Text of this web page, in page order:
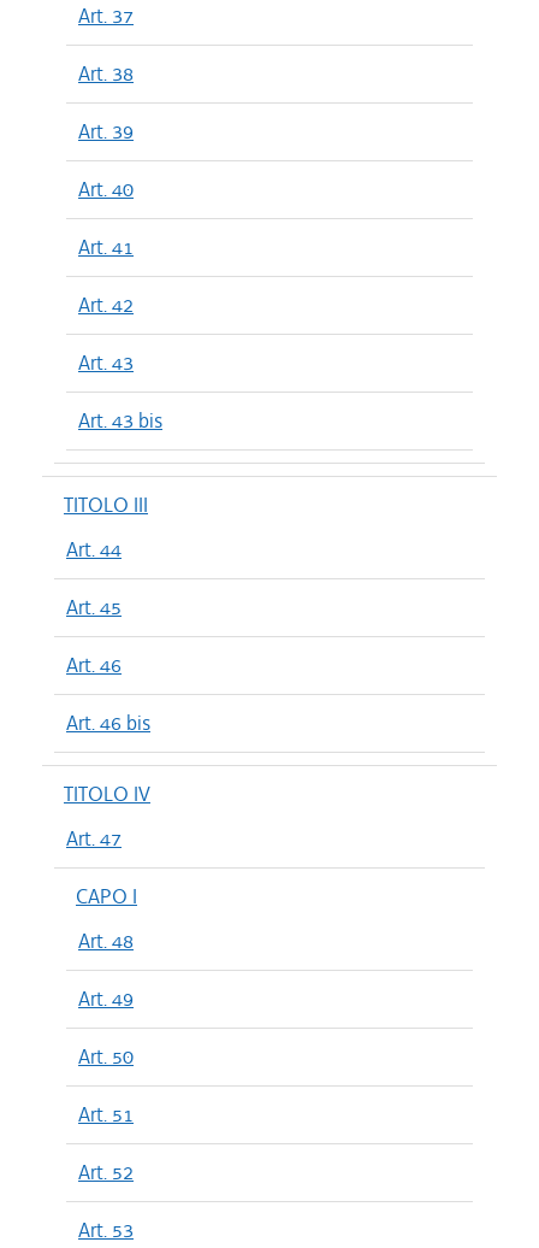
Art. 37
Art. 38
Art. 39
Art. 40
Art. 41
Art. 42
Art. 43
Art. 43 bis
TITOLO III
Art. 44
Art. 45
Art. 46
Art. 46 bis
TITOLO IV
Art. 47
CAPO I
Art. 48
Art. 49
Art. 50
Art. 51
Art. 52
Art. 53